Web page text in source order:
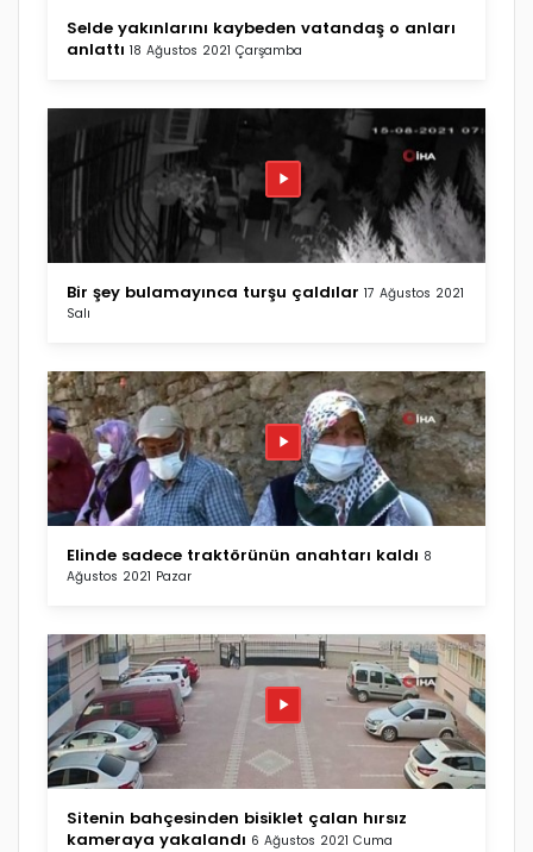
Selde yakınlarını kaybeden vatandaş o anları
anlattı 18 Ağustos 2021 Çarşamba
Bir şey bulamayınca turşu çaldılar 17 Ağustos 2021
Salı
Elinde sadece traktörünün anahtarı kaldı 8
Ağustos 2021 Pazar
Sitenin bahçesinden bisiklet çalan hırsız
kameraya yakalandı 6 Ağustos 2021 Cuma